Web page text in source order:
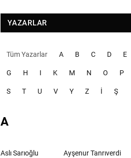
YAZARLAR
Tüm Yazarlar A B C D E
G H I K M N O P
S T U V Y Z İ Ş
A
Aslı Sarıoğlu
Ayşenur Tanrıverdi